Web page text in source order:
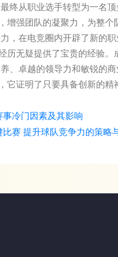
终从职业选手转型为一名
强团队的凝聚力，为整个
，在电竞圈内开辟了新的职
无疑提供了宝贵的经验。
、卓越的领导力和敏锐的
证明了只要具备创新的精
冷门因素及其影响
赛 提升球队竞争力的策略